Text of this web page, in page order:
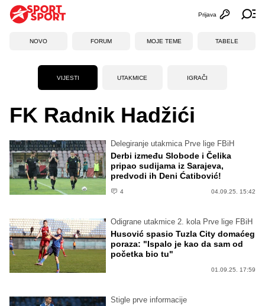
Otvori
Prijava
NOVO FORUM MOJE TEME TABELE
VIJESTI UTAKMICE IGRAČI
FK Radnik Hadžići
Delegiranje utakmica Prve lige FBiH
Derbi između Slobode i Čelika
pripao sudijama iz Sarajeva,
predvodi ih Deni Ćatibović!
4 04.09.25. 15:42
Odigrane utakmice 2. kola Prve lige FBiH
Husović spasio Tuzla City domaćeg
poraza: "Ispalo je kao da sam od
početka bio tu"
01.09.25. 17:59
Stigle prve informacije